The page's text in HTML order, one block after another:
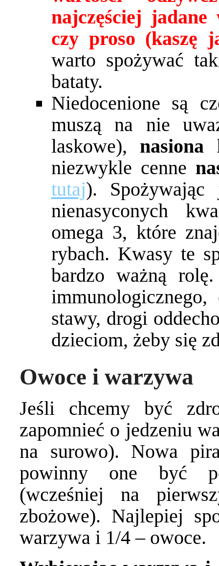
najczęściej
czy proso (kaszę
warto spożywać
bataty.
Niedocenione są
muszą na nie
laskowe), nasiona
niezwykle cenne
tutaj). Spożywając
nienasyconych
omega 3, które
rybach. Kwasy te
bardzo ważną
stawy, drogi
dzieciom, żeby się
Owoce i warzywa
Jeśli chcemy być
zapomnieć o jedzeniu
na surowo). Nowa
powinny one być
(wcześniej na
zbożowe). Najlepiej
warzywa i 1/4 – owoce.